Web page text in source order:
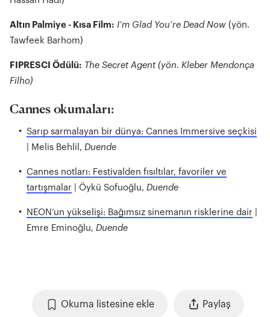
Altın Palmiye - Kısa Film: I’m Glad You’re Dead Now (yön.
Tawfeek Barhom)
FIPRESCI Ödülü: The Secret Agent (yön. Kleber Mendonça
Filho)
Cannes okumaları:
Sarıp sarmalayan bir dünya: Cannes Immersive seçkisi
| Melis Behlil, Duende
Cannes notları: Festivalden fısıltılar, favoriler ve
tartışmalar | Öykü Sofuoğlu, Duende
NEON’un yükselişi: Bağımsız sinemanın risklerine dair
Emre Eminoğlu, Duende
Okuma listesine ekle Paylaş